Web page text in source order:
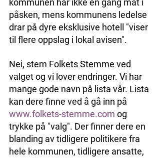
kommunen har ikke en gang mat i
påsken, mens kommunens ledelse
drar på dyre eksklusive hotell "viser
til flere oppslag i lokal avisen".
Nei, stem Folkets Stemme ved
valget og vi lover endringer. Vi har
mange gode navn på lista vår. Lista
kan dere finne ved å gå inn på
www.folkets-stemme.com og
trykke på "valg". Der finner dere en
blanding av tidligere politikere fra
hele kommunen, tidligere ansatte,